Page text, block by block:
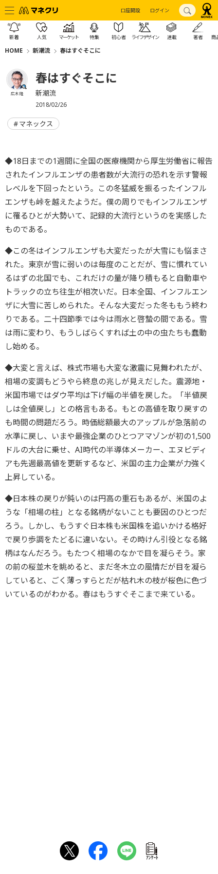
口座開設 ログイン
新着 人気 マーケット 特集 初心者 ライフデザイン 連載 著者 商
HOME 新潮流 春はすぐそこに
広木 隆
春はすぐそこに
新潮流
2018/02/26
マネックス
◆18日までの1週間に全国の医療機関から厚生労働省に報告
されたインフルエンザの患者数が大流行の恐れを示す警報
レベルを下回ったという。この冬猛威を振るったインフル
エンザも峠を越えたようだ。僕の周りでもインフルエンザ
に罹るひとが大勢いて、記録的大流行というのを実感した
ものである。
◆この冬はインフルエンザも大変だったが大雪にも悩まさ
れた。東京が雪に弱いのは毎度のことだが、雪に慣れてい
るはずの北国でも、これだけの量が降り積もると自動車や
トラックの立ち往生が相次いだ。日本全国、インフルエン
ザに大雪に苦しめられた。そんな大変だった冬ももう終わ
りである。二十四節季では今は雨水と啓蟄の間である。雪
は雨に変わり、もうしばらくすれば土の中の虫たちも蠢動
し始める。
◆大変と言えば、株式市場も大変な激震に見舞われたが、
相場の変調もどうやら終息の兆しが見えだした。震源地・
米国市場ではダウ平均は下げ幅の半値を戻した。「半値戻
しは全値戻し」との格言もある。もとの高値を取り戻すの
も時間の問題だろう。時価総額最大のアップルが急落前の
水準に戻し、いまや最強企業のひとつアマゾンが初の1,500
ドルの大台に乗せ、AI時代の半導体メーカー、エヌビディ
アも先週最高値を更新するなど、米国の主力企業が力強く
上昇している。
◆日本株の戻りが鈍いのは円高の重石もあるが、米国のよ
うな「相場の柱」となる銘柄がないことも要因のひとつだ
ろう。しかし、もうすぐ日本株も米国株を追いかける格好
で戻り歩調をたどるに違いない。その時けん引役となる銘
柄はなんだろう。もたつく相場のなかで目を凝らそう。家
の前の桜並木を眺めると、まだ冬木立の風情だが目を凝ら
していると、ごく薄っすらとだが枯れ木の枝が桜色に色づ
いているのがわかる。春はもうすぐそこまで来ている。
ｱﾝｹｰﾄ